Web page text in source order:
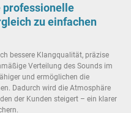
professionelle
zu einfachen
bessere Klangqualität, präzise
Verteilung des Sounds im
und ermöglichen die
Dadurch wird die Atmosphäre
der Kunden steigert – ein klarer